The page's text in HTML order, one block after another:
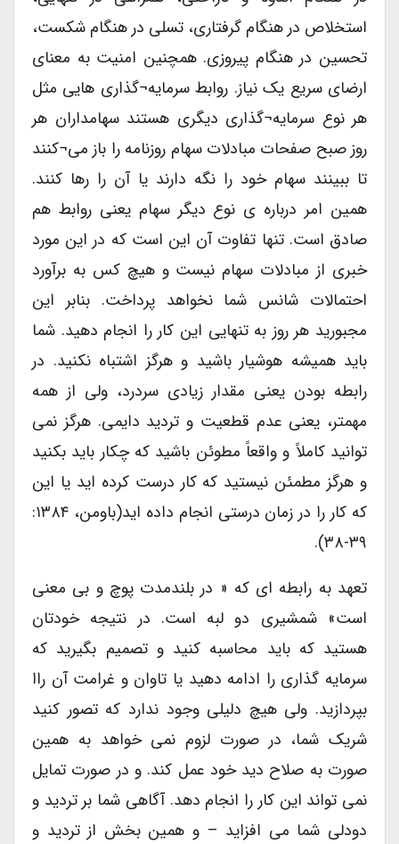
استخلاص در هنگام گرفتاری، تسلی در هنگام شکست،
تحسین در هنگام پیروزی. همچنین امنیت به معنای
ارضای سریع یک نیاز. روابط سرمایه¬گذاری هایی مثل
هر نوع سرمایه¬گذاری دیگری هستند سهامداران هر
روز صبح صفحات مبادلات سهام روزنامه را باز می¬کنند
تا ببینند سهام خود را نگه دارند یا آن را رها کنند.
همین امر درباره ی نوع دیگر سهام یعنی روابط هم
صادق است. تنها تفاوت آن این است که در این مورد
خبری از مبادلات سهام نیست و هیچ کس به برآورد
احتمالات شانس شما نخواهد پرداخت. بنابر این
مجبورید هر روز به تنهایی این کار را انجام دهید. شما
باید همیشه هوشیار باشید و هرگز اشتباه نکنید. در
رابطه بودن یعنی مقدار زیادی سردرد، ولی از همه
مهمتر، یعنی عدم قطعیت و تردید دایمی. هرگز نمی
توانید کاملاً و واقعاً مطوئن باشید که چکار باید بکنید
و هرگز مطمئن نیستید که کار درست کرده اید یا این
که کار را در زمان درستی انجام داده اید(باومن، ۱۳۸۴:
۳۹-۳۸).
تعهد به رابطه ای که « در بلندمدت پوچ و بی معنی
است» شمشیری دو لبه است. در نتیجه خودتان
هستید که باید محاسبه کنید و تصمیم بگیرید که
سرمایه گذاری را ادامه دهید یا تاوان و غرامت آن راا
بپردازید. ولی هیچ دلیلی وجود ندارد که تصور کنید
شریک شما، در صورت لزوم نمی خواهد به همین
صورت به صلاح دید خود عمل کند. و در صورت تمایل
نمی تواند این کار را انجام دهد. آگاهی شما بر تردید و
دودلی شما می افزاید – و همین بخش از تردید و